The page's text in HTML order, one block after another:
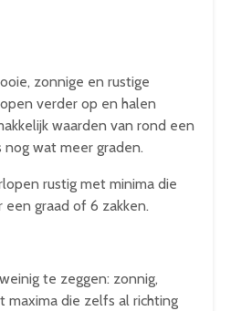
zonnige en rustige
verder op en halen
waarden van rond een
nog wat meer graden.
rustig met minima die
graad of 6 zakken.
te zeggen: zonnig,
maxima die zelfs al richting